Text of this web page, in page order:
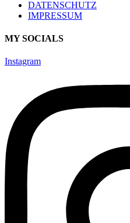
DATENSCHUTZ
IMPRESSUM
MY SOCIALS
Instagram